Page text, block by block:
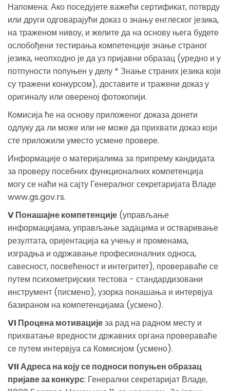
Напомена: Ако поседујете важећи сертификат, потврду
или други одговарајући доказ о знању енглеског језика,
на траженом нивоу, и желите да на основу њега будете
ослобођени тестирања компетенције знање страног
језика, неопходно је да уз пријавни образац (уредно и у
потпуности попуњен у делу * Знање страних језика који
су тражени конкурсом), доставите и тражени доказ у
оригиналу или овереној фотокопији.
Комисија ће на основу приложеног доказа донети
одлуку да ли може или не може да прихвати доказ који
сте приложили уместо усмене провере.
Информације о материјалима за припрему кандидата
за проверу посебних функционалних компетенција
могу се наћи на сајту Генералног секретаријата Владе
www.gs.gov.rs.
V Понашајне компетенције (управљање
информацијама, управљање задацима и остваривање
резултата, оријентација ка учењу и променама,
изградња и одржавање професионалних односа,
савесност, посвећеност и интегритет), провераваће се
путем психометријских тестова - стандардизовани
инструмент (писмено), узорка понашања и интервјуа
базираном на компетенцијама (усмено).
VI Процена мотивацијеза рад на радном месту и
прихватање вредности државних органа провераваће
се путем интервјуа са Комисијом (усмено).
VII Адреса на коју се подноси попуњен образац
пријаве за конкурс: Генерални секретаријат Владе,